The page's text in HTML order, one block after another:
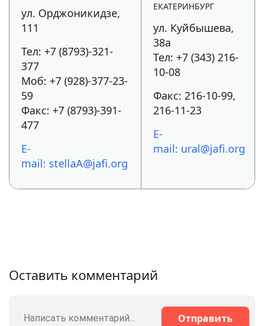
ул. Орджоникидзе,
111
Тел: +7 (8793)-321-
377
Моб: +7 (928)-377-23-
59
Факс: +7 (8793)-391-
477
E-
mail: stellaA@jafi.org
ЕКАТЕРИНБУРГ
ул. Куйбышева,
38а
Тел: +7 (343) 216-
10-08
Факс: 216-10-99,
216-11-23
E-
mail: ural@jafi.org
Оставить комментарий
Отправить